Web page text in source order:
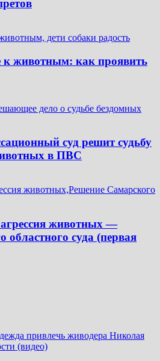
к животным: как проявить
суд решит судьбу
в ПВС
животных —
областного суда (первая
привлечь живодера Николая
(видео)